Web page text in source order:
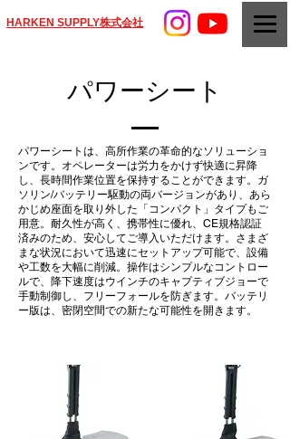
HARKEN SUPPLY株式会社
パワーシート
パワーシートは、高所作業の革命的なソリューショ
ンです。オペレーターは労力をかけず快適に昇降
し、長時間作業位置を保持することができます。ガ
ソリン/バッテリー駆動の両バージョンがあり、あら
かじめ座面を取り外した「コンパクト」タイプもご
用意。耐久性が高く、携帯性に優れ、CE規格認証
済みのため、安心してご導入いただけます。さまざ
まな状況において迅速にセットアップ可能で、設備
や工数を大幅に削減。操作はシンプルなコントロー
ルで、降下速度はウインチのキャプティブジョーで
手動制御し、フリーフォールを防ぎます。バッテリ
ー版は、密閉空間での新たな可能性を開きます。